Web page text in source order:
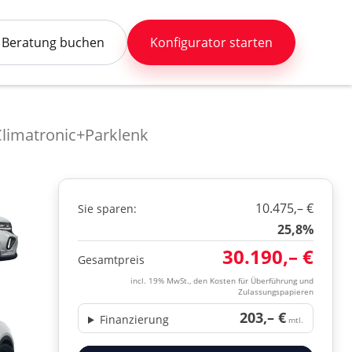
Beratung buchen Konfigurator starten
Sie sparen:
10.475,– €
25,8%
Gesamtpreis 30.190,– €
incl. 19% MwSt., den Kosten für Überführung und
Zulassungspapieren
203,– € mtl.
Finanzierung